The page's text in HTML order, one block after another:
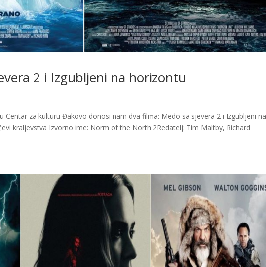
2 i Izgubljeni na horizontu
Centar za kulturu Đakovo donosi nam dva filma: Medo sa sjevera 2 i Izgubljeni na
kraljevstva Izvorno ime: Norm of the North 2Redatelj: Tim Maltby, Richard